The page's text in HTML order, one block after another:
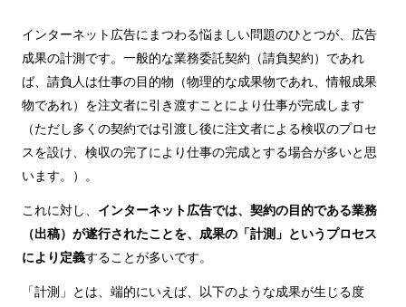
インターネット広告にまつわる悩ましい問題のひとつが、広告
成果の計測です。一般的な業務委託契約（請負契約）であれ
ば、請負人は仕事の目的物（物理的な成果物であれ、情報成果
物であれ）を注文者に引き渡すことにより仕事が完成します
（ただし多くの契約では引渡し後に注文者による検収のプロセ
スを設け、検収の完了により仕事の完成とする場合が多いと思
います。）。
これに対し、 インターネット広告では、契約の目的である業務
（出稿）が遂行されたことを、成果の「計測」というプロセス
により定義することが多いです。
「計測」とは、端的にいえば、以下のような成果が生じる度